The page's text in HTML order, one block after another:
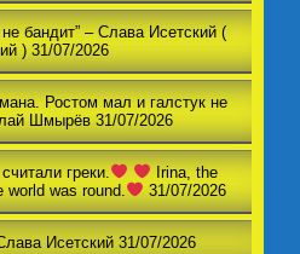
бандит” – Слава Исетский (
) 31/07/2026
Ростом мал и галстук не
Шмырёв 31/07/2026
греки.
Irina, the
world was round.
31/07/2026
Исетский 31/07/2026